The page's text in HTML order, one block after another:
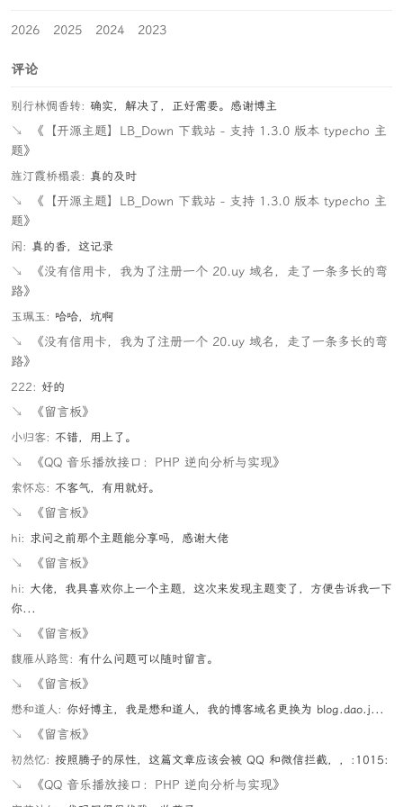
2026 2025 2024 2023
评论
别行林惆香转: 确实，解决了，正好需要。感谢博主
↘
《【开源主题】LB_Down 下载站 - 支持 1.3.0 版本 typecho 主
题》
旌汀霞桥榻裘: 真的及时
↘
《【开源主题】LB_Down 下载站 - 支持 1.3.0 版本 typecho 主
题》
闲: 真的香，这记录
↘
《没有信用卡，我为了注册一个 20.uy 域名，走了一条多长的弯
路》
玉珮玉: 哈哈，坑啊
↘
《没有信用卡，我为了注册一个 20.uy 域名，走了一条多长的弯
路》
222: 好的
↘ 《留言板》
小归客: 不错，用上了。
↘ 《QQ 音乐播放接口：PHP 逆向分析与实现》
索怀忘: 不客气，有用就好。
↘ 《留言板》
hi: 求问之前那个主题能分享吗，感谢大佬
↘ 《留言板》
hi: 大佬，我具喜欢你上一个主题，这次来发现主题变了，方便告诉我一下
你...
↘ 《留言板》
馥雁从路鸳: 有什么问题可以随时留言。
↘ 《留言板》
懋和道人: 你好博主，我是懋和道人，我的博客域名更换为 blog.dao.j...
↘ 《留言板》
初然忆: 按照腾子的尿性，这篇文章应该会被 QQ 和微信拦截，，:1015:
↘ 《QQ 音乐播放接口：PHP 逆向分析与实现》